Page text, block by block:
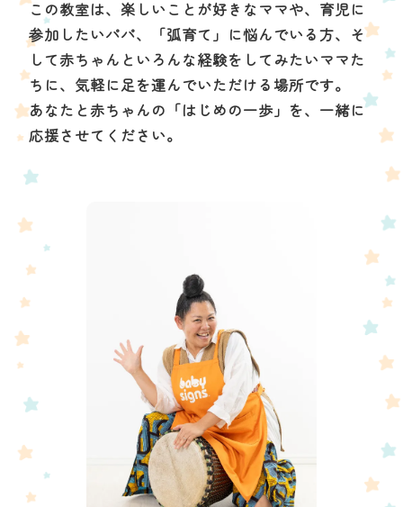
この教室は、楽しいことが好きなママや、育児に
参加したいパパ、「弧育て」に悩んでいる方、そ
して赤ちゃんといろんな経験をしてみたいママた
ちに、気軽に足を運んでいただける場所です。
あなたと赤ちゃんの「はじめの一歩」を、一緒に
応援させてください。